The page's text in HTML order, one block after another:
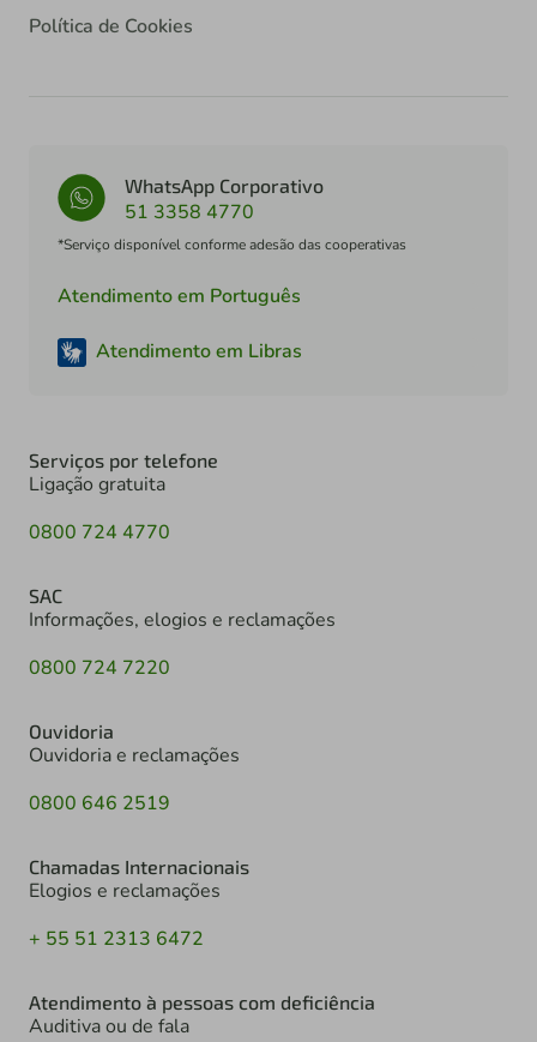
Política de Cookies
WhatsApp Corporativo
51 3358 4770
*Serviço disponível conforme adesão das cooperativas
Atendimento em Português
Atendimento em Libras
Serviços por telefone
Ligação gratuita
0800 724 4770
SAC
Informações, elogios e reclamações
0800 724 7220
Ouvidoria
Ouvidoria e reclamações
0800 646 2519
Chamadas Internacionais
Elogios e reclamações
+ 55 51 2313 6472
Atendimento à pessoas com deficiência
Auditiva ou de fala